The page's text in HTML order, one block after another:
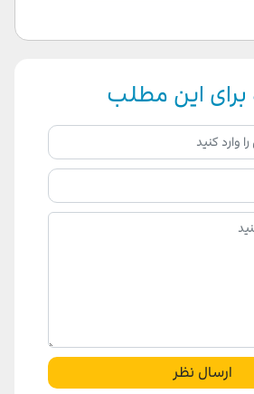
برای این مطلب
ارسال نظر